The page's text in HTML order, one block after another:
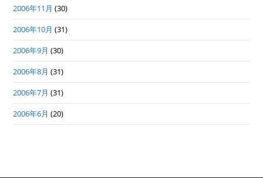
2006年11月 (30)
2006年10月 (31)
2006年9月 (30)
2006年8月 (31)
2006年7月 (31)
2006年6月 (20)